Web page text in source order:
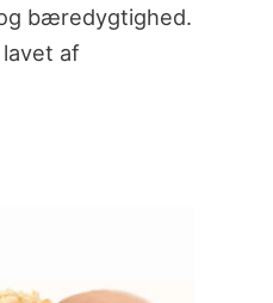
bæredygtighed.
af